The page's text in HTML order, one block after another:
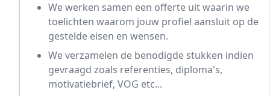
We werken samen een offerte uit waarin we
toelichten waarom jouw profiel aansluit op de
gestelde eisen en wensen.
We verzamelen de benodigde stukken indien
gevraagd zoals referenties, diploma's,
motivatiebrief, VOG etc...